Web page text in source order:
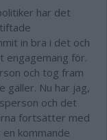
har det
in bra i det och
engagemang för.
och tog fram
gäller. Nu har jag,
och det
fortsätter med
kommande